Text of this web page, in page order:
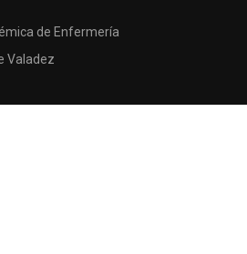
de Enfermería
Valadez